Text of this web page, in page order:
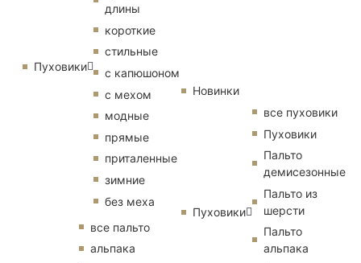
Пуховики
длины
короткие
стильные
с капюшоном
с мехом
модные
прямые
приталенные
зимние
без меха
все пальто
альпака
Новинки
Пуховики
все пуховики
Пуховики
Пальто
демисезонные
Пальто из
шерсти
Пальто
альпака